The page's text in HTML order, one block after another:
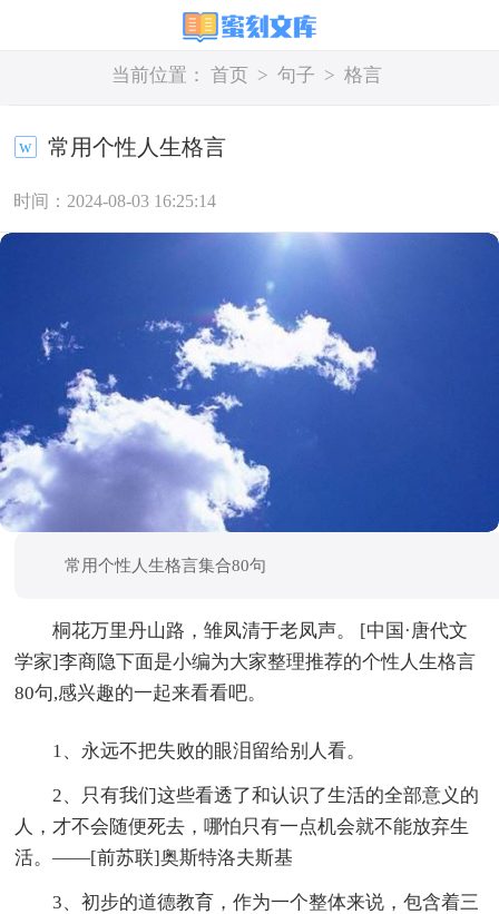
当前位置： 首页 > 句子 > 格言
常用个性人生格言
时间：2024-08-03 16:25:14
常用个性人生格言集合80句
桐花万里丹山路，雏凤清于老凤声。 [中国·唐代文
学家]李商隐下面是小编为大家整理推荐的个性人生格言
80句,感兴趣的一起来看看吧。
1、永远不把失败的眼泪留给别人看。
2、只有我们这些看透了和认识了生活的全部意义的
人，才不会随便死去，哪怕只有一点机会就不能放弃生
活。——[前苏联]奥斯特洛夫斯基
3、初步的道德教育，作为一个整体来说，包含着三